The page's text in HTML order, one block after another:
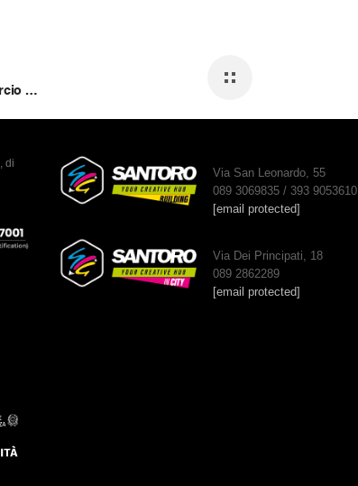
Ecommerce HUB 2024: il trionfo del commercio digitale
di
Via San Leonardo, 55
089 3069835 / 393 9053610
[email protected]
Via Dei Principati, 18
089 2862289
[email protected]